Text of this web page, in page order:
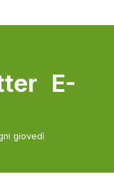
E-
giovedì